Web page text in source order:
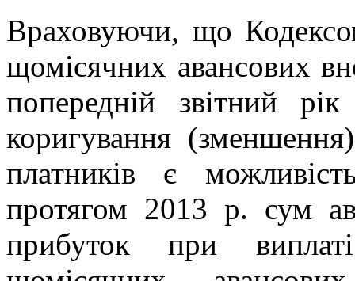
Враховуючи, що
щомісячних авансових
попередній звітний
коригування
платників є
протягом 2013 р. сум
прибуток при